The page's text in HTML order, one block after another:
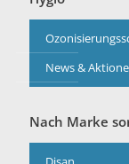
News &
Nach Marke